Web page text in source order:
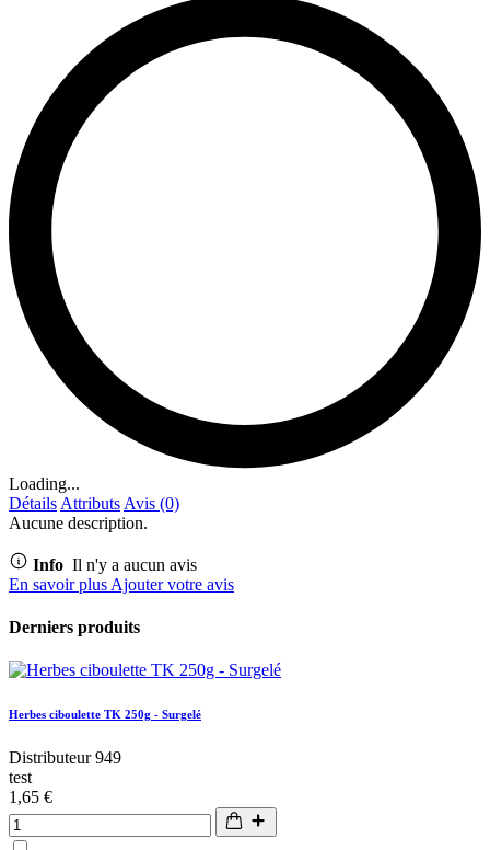
Loading...
Détails Attributs Avis (0)
Aucune description.
Info Il n'y a aucun avis
En savoir plus Ajouter votre avis
Derniers produits
Herbes ciboulette TK 250g - Surgelé
Distributeur 949
test
1,65 €